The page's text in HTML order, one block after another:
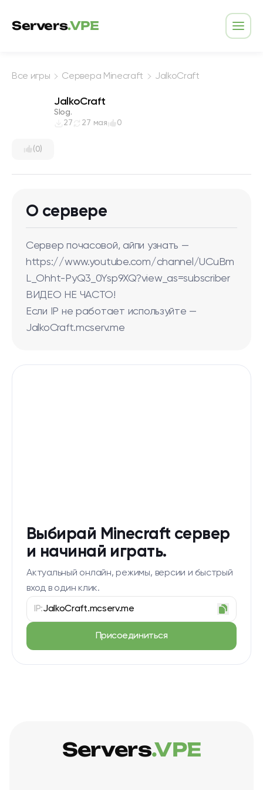
Servers.VPE
Все игры Сервера Minecraft JalkoCraft
(0)
JalkoCraft
Slog.
27
27 мая 0
О сервере
Сервер почасовой, айпи узнать —
https://www.youtube.com/channel/UCuBm
L_Ohht-PyQ3_0Ysp9XQ?view_as=subscriber
ВИДЕО НЕ ЧАСТО!
Если IP не работает используйте —
JalkoCraft.mcserv.me
Выбирай Minecraft сервер
и начинай играть.
Актуальный онлайн, режимы, версии и быстрый
вход в один клик.
IP:JalkoCraft.mcserv.me
Присоединиться
Servers.VPE